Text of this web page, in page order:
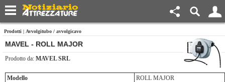
Prodotti | Avvolgitubo / avvolgicavo
MAVEL - ROLL MAJOR
Prodotto da: MAVEL SRL
Modello
ROLL MAJOR